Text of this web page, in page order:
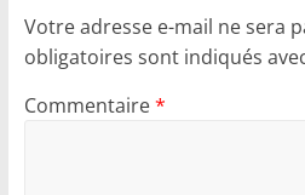
Votre adresse e-mail ne sera
obligatoires sont indiqués
Commentaire*